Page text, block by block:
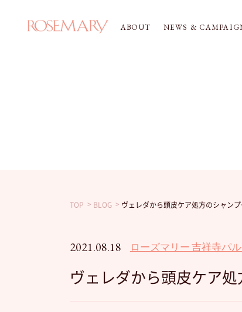
ABOUT NEWS &
TOP BLOG ヴェレダから頭皮ケア処方のシャン
2021.08.18 ローズマリー 吉祥寺パ
ヴェレダから頭皮ケア